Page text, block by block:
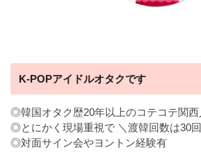
K-POPアイドルオタクです
◎韓国オタク歴20年以上のコテコテ関西
◎とにかく現場重視で ＼渡韓回数は30
◎対面サイン会やヨントン経験有